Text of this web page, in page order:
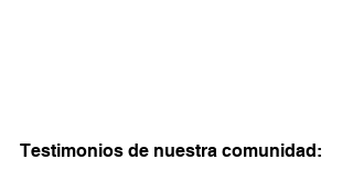
Testimonios de nuestra comunidad: